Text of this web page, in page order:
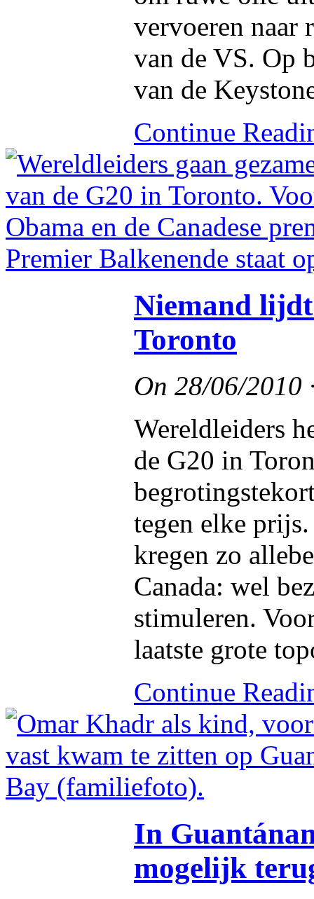
vervoeren naar
van de VS. Op
van de
Continue
Niemand
Toronto
On 28/06/2010
Wereldleiders
de G20 in
tegen elke
kregen zo
Canada: wel
stimuleren.
laatste grote
Continue
In
mogelijk